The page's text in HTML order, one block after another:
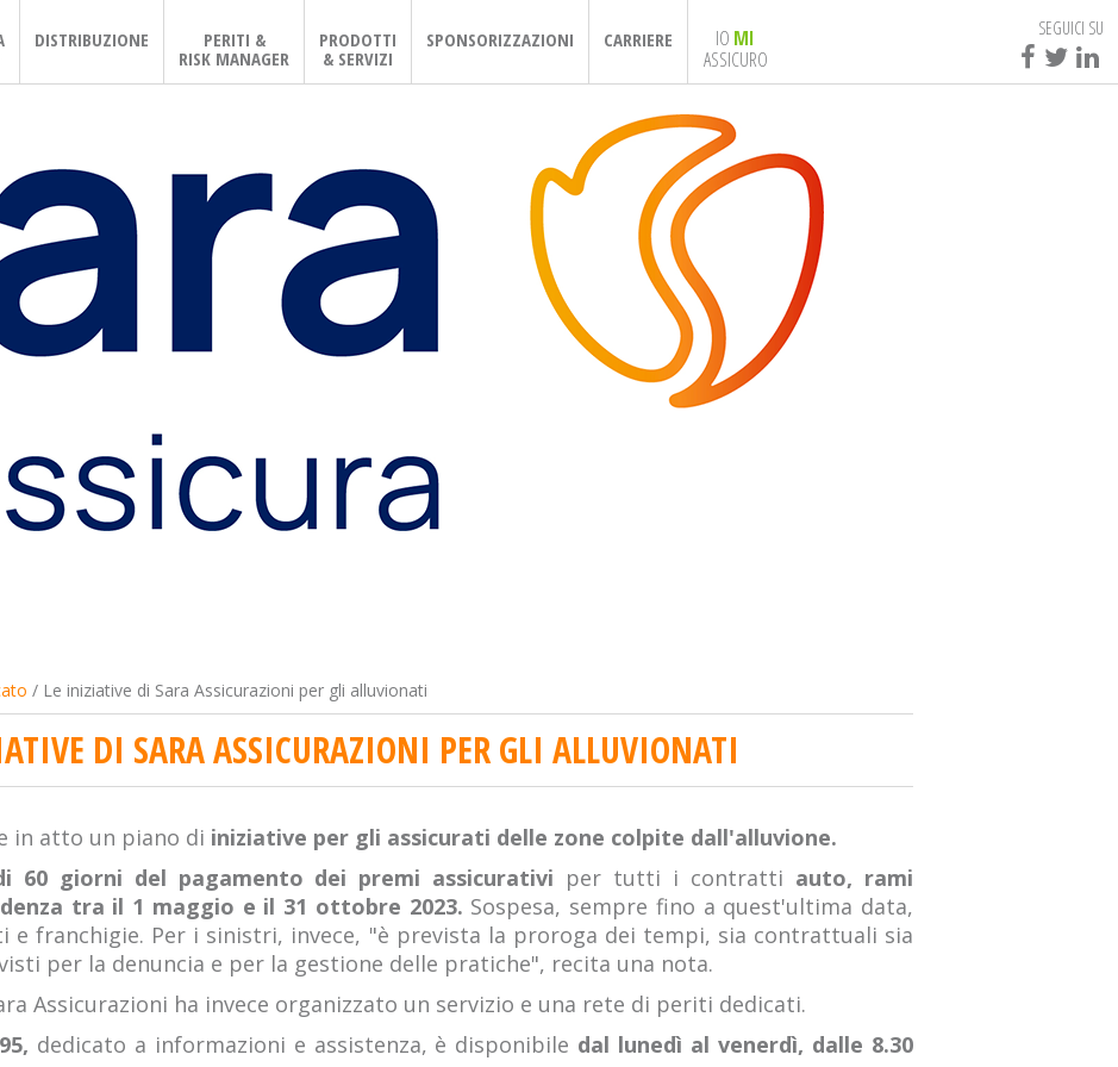
DISTRIBUZIONE
PERITI &
RISK MANAGER
PRODOTTI
& SERVIZI
SPONSORIZZAZIONI CARRIERE IO MI
ASSICURO
SEGUICI SU
/ Le iniziative di Sara Assicurazioni per gli alluvionati
DI SARA ASSICURAZIONI PER GLI ALLUVIONATI
in atto un piano di iniziative per gli assicurati delle zone colpite dall'alluvione.
60 giorni del pagamento dei premi assicurativi per tutti i contratti auto, rami
tra il 1 maggio e il 31 ottobre 2023. Sospesa, sempre fino a quest'ultima data,
franchigie. Per i sinistri, invece, "è prevista la proroga dei tempi, sia contrattuali sia
per la denuncia e per la gestione delle pratiche", recita una nota.
Assicurazioni ha invece organizzato un servizio e una rete di periti dedicati.
dedicato a informazioni e assistenza, è disponibile dal lunedì al venerdì, dalle 8.30